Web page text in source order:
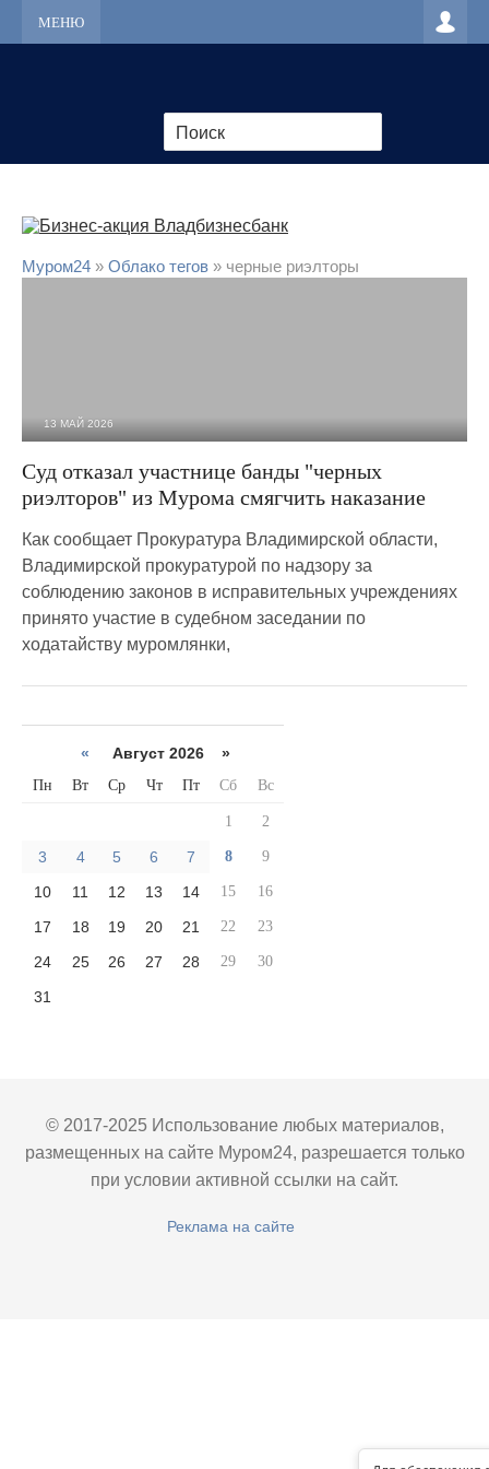
МЕНЮ
Муром24 » Облако тегов » черные риэлторы
13 МАЙ 2026
Суд отказал участнице банды "черных
риэлторов" из Мурома смягчить наказание
Как сообщает Прокуратура Владимирской области,
Владимирской прокуратурой по надзору за
соблюдению законов в исправительных учреждениях
принято участие в судебном заседании по
ходатайству муромлянки,
« Август 2026 »
Пн Вт Ср Чт Пт Сб Вс
1 2
3 4 5 6 7 8 9
10 11 12 13 14 15 16
17 18 19 20 21 22 23
24 25 26 27 28 29 30
31
© 2017-2025 Использование любых материалов,
размещенных на сайте Муром24, разрешается только
при условии активной ссылки на сайт.
Реклама на сайте